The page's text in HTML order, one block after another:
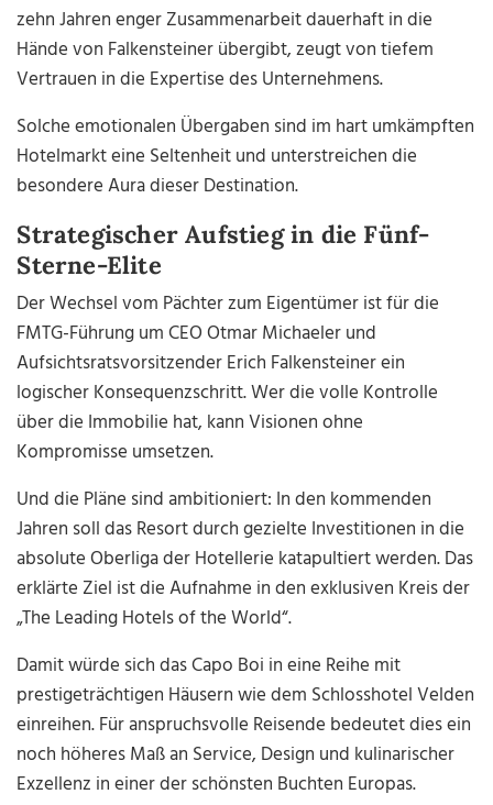
zehn Jahren enger Zusammenarbeit dauerhaft in die
Hände von Falkensteiner übergibt, zeugt von tiefem
Vertrauen in die Expertise des Unternehmens.
Solche emotionalen Übergaben sind im hart umkämpften
Hotelmarkt eine Seltenheit und unterstreichen die
besondere Aura dieser Destination.
Strategischer Aufstieg in die Fünf-
Sterne-Elite
Der Wechsel vom Pächter zum Eigentümer ist für die
FMTG-Führung um CEO Otmar Michaeler und
Aufsichtsratsvorsitzender Erich Falkensteiner ein
logischer Konsequenzschritt. Wer die volle Kontrolle
über die Immobilie hat, kann Visionen ohne
Kompromisse umsetzen.
Und die Pläne sind ambitioniert: In den kommenden
Jahren soll das Resort durch gezielte Investitionen in die
absolute Oberliga der Hotellerie katapultiert werden. Das
erklärte Ziel ist die Aufnahme in den exklusiven Kreis der
„The Leading Hotels of the World“.
Damit würde sich das Capo Boi in eine Reihe mit
prestigeträchtigen Häusern wie dem Schlosshotel Velden
einreihen. Für anspruchsvolle Reisende bedeutet dies ein
noch höheres Maß an Service, Design und kulinarischer
Exzellenz in einer der schönsten Buchten Europas.